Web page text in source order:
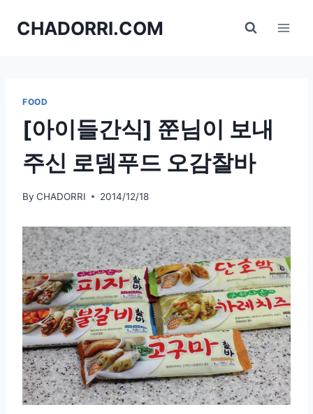
CHADORRI.COM
FOOD
[아이들간식] 쭌님이 보내
주신 로뎀푸드 오감찰바
By CHADORRI 2014/12/18